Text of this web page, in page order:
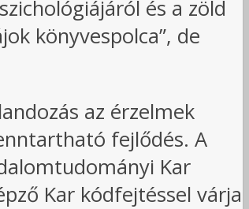
és a zöld
könyvespolca”, de
az érzelmek
fejlődés. A
Kar
Kar kódfejtéssel várja